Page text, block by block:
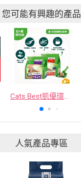
您可能有興趣的產品
Cats Best凱優環保木屑砂
人氣產品專區